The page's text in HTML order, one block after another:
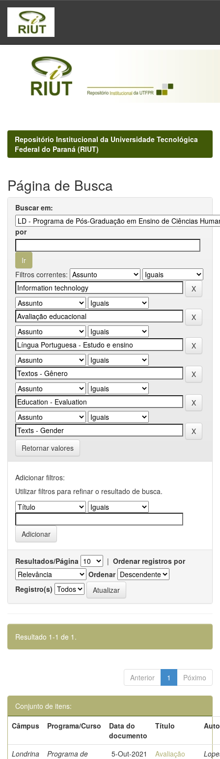
Skip
navigation
Repositório Institucional da Universidade Tecnológica
Federal do Paraná (RIUT)
Página de Busca
Buscar em:
por
Filtros correntes:
Retornar valores
Adicionar filtros:
Utilizar filtros para refinar o resultado de busca.
Resultados/Página | Ordenar registros por
Ordenar
Registro(s)
Resultado 1-1 de 1.
Anterior 1 Póximo
Conjunto de itens:
Câmpus
Programa/Curso
Data do
documento
Título
Londrina
Programa de
5-Out-2021
Avaliação